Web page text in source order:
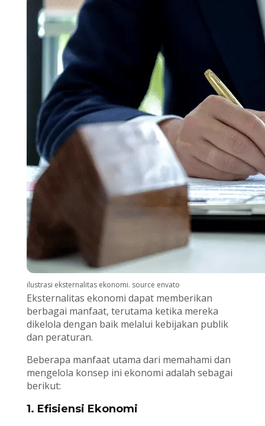
ilustrasi eksternalitas ekonomi. source envato
Eksternalitas ekonomi dapat memberikan
berbagai manfaat, terutama ketika mereka
dikelola dengan baik melalui kebijakan publik
dan peraturan.
Beberapa manfaat utama dari memahami dan
mengelola konsep ini ekonomi adalah sebagai
berikut:
1. Efisiensi Ekonomi